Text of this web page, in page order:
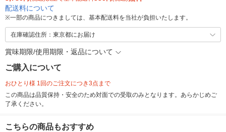
配送料について
※一部の商品につきましては、基本配送料を当社が負担いたします。
在庫確認住所：東京都にお届け
賞味期限/使用期限・返品について
ご購入について
おひとり様 1回のご注文につき3点まで
この商品は品質保持・安全のため対面での受取のみとなります。あらかじめご
了承ください。
こちらの商品もおすすめ